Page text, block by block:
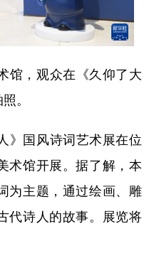
银龄 溯源中国
时尚 悦读
亚太网
河北 山西
，观众在《久仰了大
。
国风诗词艺术展在位
术馆开展。据了解，本
为主题，通过绘画、雕
代诗人的故事。展览将